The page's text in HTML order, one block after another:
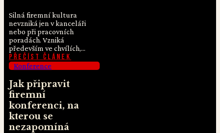
Silná firemní kultura
nevzniká jen v kanceláři
nebo při pracovních
poradách. Vzniká
především ve chvílích,...
Přečíst článek
Konference
Jak připravit
firemní
konferenci, na
kterou se
nezapomíná